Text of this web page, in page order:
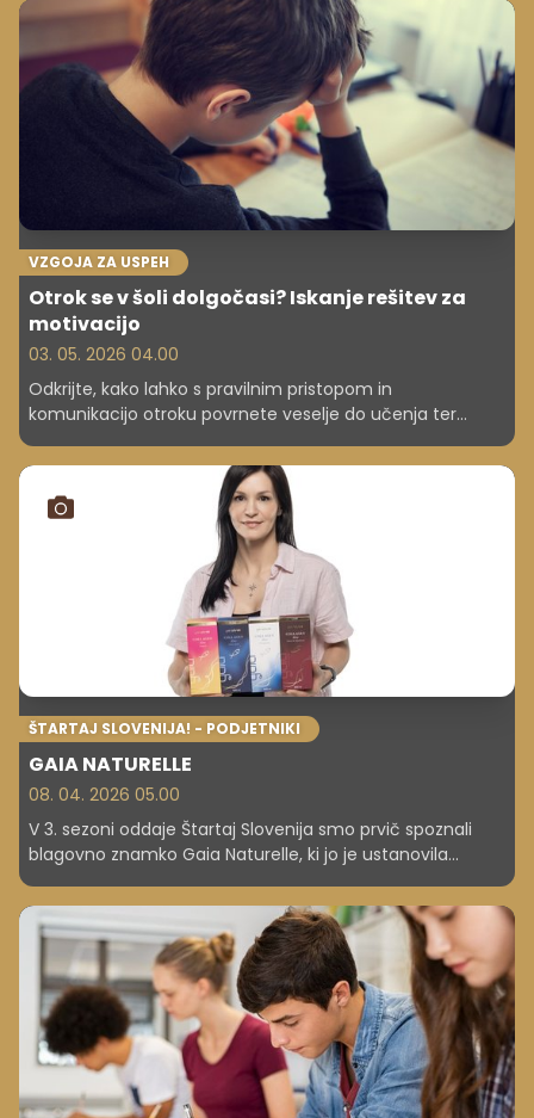
kandidatov. Stanje prijavljenih veliko sicer ne odstopa od
dosedanjih. Najpozneje do 29. maja bo znano, katere šole
bodo omejile vpis.
VZGOJA ZA USPEH
Otrok se v šoli dolgočasi? Iskanje rešitev za
motivacijo
03. 05. 2026 04.00
Odkrijte, kako lahko s pravilnim pristopom in
komunikacijo otroku povrnete veselje do učenja ter
preprečite apatijo v šoli.
ŠTARTAJ SLOVENIJA! - PODJETNIKI
GAIA NATURELLE
08. 04. 2026 05.00
V 3. sezoni oddaje Štartaj Slovenija smo prvič spoznali
blagovno znamko Gaia Naturelle, ki jo je ustanovila
podjetnica Anja Bordon. Njena ideja je bila ustvariti
izdelke, ki združujejo znanstveno znanje o prehrani z
naravnimi sestavinami ter podpirajo zdravje, lepoto in
dobro počutje. Znamka razvija prehranska dopolnila in
naravno kozmetiko, katerih namen je pomagati pri skrbi
za kožo, lase, nohte in splošno vitalnost.